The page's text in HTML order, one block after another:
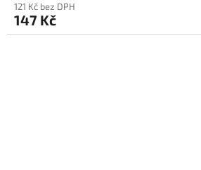
121 Kč bez DPH
147 Kč